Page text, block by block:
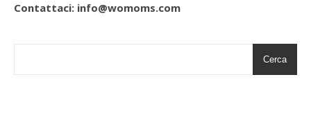
Contattaci: info@womoms.com
Cerca